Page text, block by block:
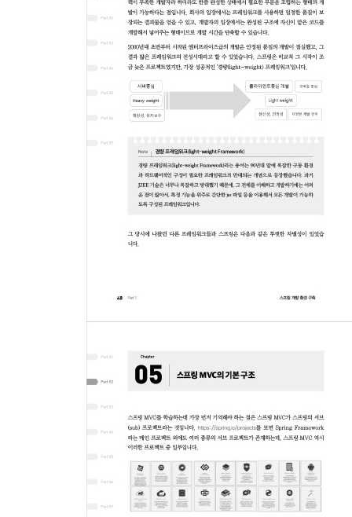
3.1 오라클 설치
3.2 SQL Developer 설치
3.3 프로젝트의 JDBC 연결
4장 MyBatis와 스프링 연동
4.2 스프링과의 연동 처리
4.3 log4jdbc-log4j2 설정
5.2 예제 프로젝트의 로딩 구조
5.3 스프링 MVC의 기본 사상
6장 스프링 MVC의 Controller
6.1 @Controller, @RequestMapping
6.2 @RequestMapping의 변화
6.3 Controller의 파라미터 수집
6.4 Model이라는 데이터 전달자
6.5 Controller의 리턴 타입
6.6 Controller의 Exception 처리